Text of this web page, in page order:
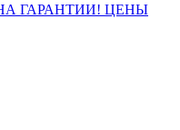
- НА ГАРАНТИИ! ЦЕНЫ